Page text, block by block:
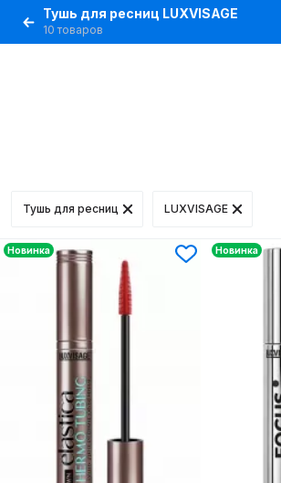
Тушь для ресниц LUXVISAGE
10 товаров
Тушь для ресниц LUXVISAGE
Новинка Новинка